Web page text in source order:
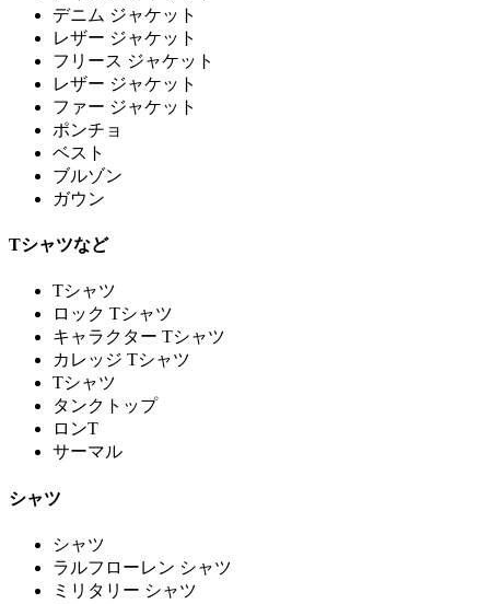
デニム ジャケット
レザー ジャケット
フリース ジャケット
レザー ジャケット
ファー ジャケット
ポンチョ
ベスト
ブルゾン
ガウン
Tシャツなど
Tシャツ
ロック Tシャツ
キャラクター Tシャツ
カレッジ Tシャツ
Tシャツ
タンクトップ
ロンT
サーマル
シャツ
シャツ
ラルフローレン シャツ
ミリタリー シャツ